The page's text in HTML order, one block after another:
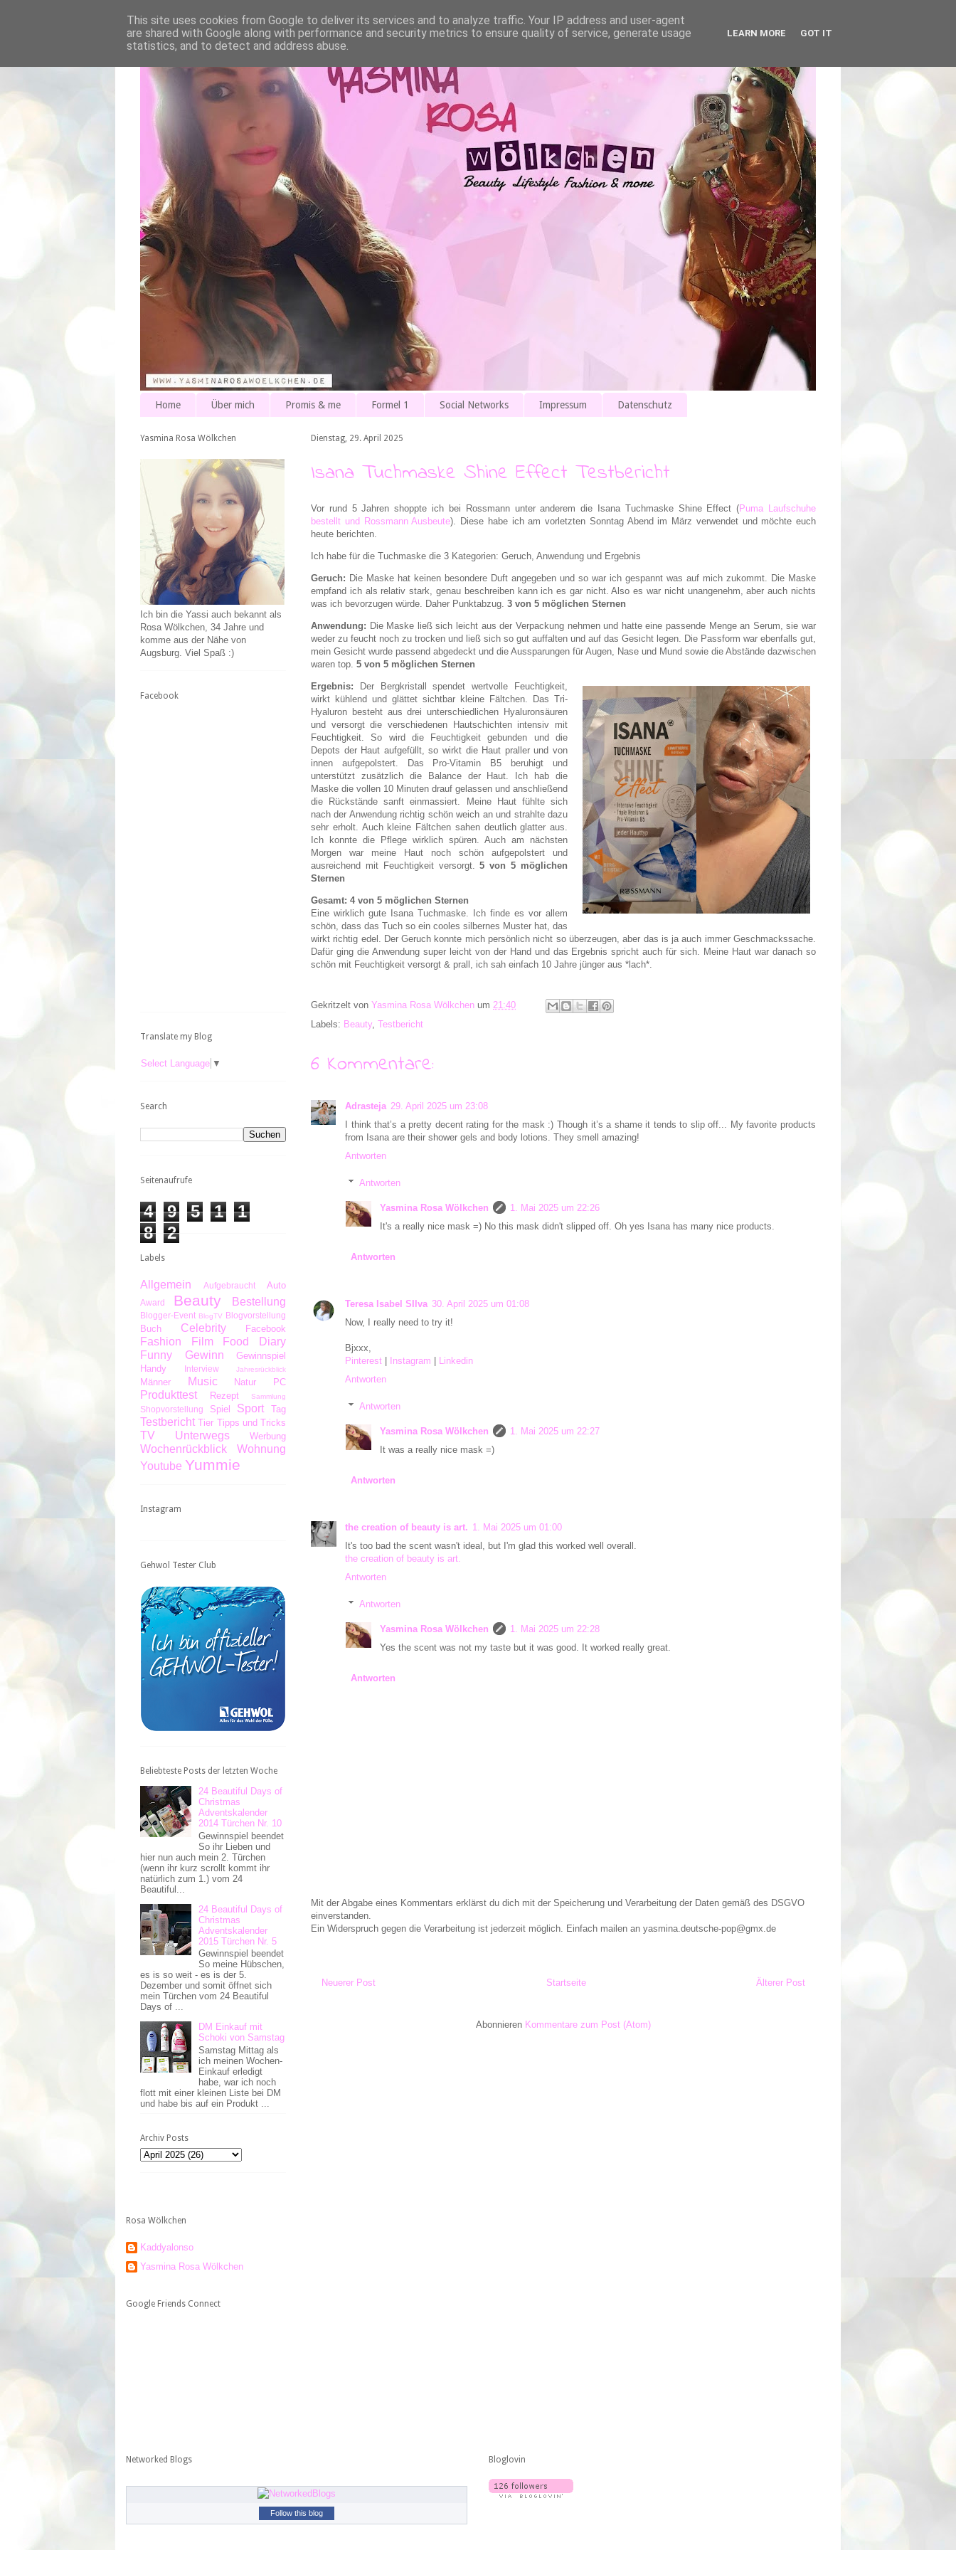
Home Über mich Promis & me Formel 1 Social Networks Impressum Datenschutz
Dienstag, 29. April 2025
Isana Tuchmaske Shine Effect Testbericht
Vor rund 5 Jahren shoppte ich bei Rossmann unter anderem die Isana Tuchmaske Shine Effect (Puma Laufschuhe
bestellt und Rossmann Ausbeute). Diese habe ich am vorletzten Sonntag Abend im März verwendet und möchte euch
heute berichten.
Ich habe für die Tuchmaske die 3 Kategorien: Geruch, Anwendung und Ergebnis
Geruch: Die Maske hat keinen besondere Duft angegeben und so war ich gespannt was auf mich zukommt. Die Maske
empfand ich als relativ stark, genau beschreiben kann ich es gar nicht. Also es war nicht unangenehm, aber auch nichts
was ich bevorzugen würde. Daher Punktabzug. 3 von 5 möglichen Sternen
Anwendung: Die Maske ließ sich leicht aus der Verpackung nehmen und hatte eine passende Menge an Serum, sie war
weder zu feucht noch zu trocken und ließ sich so gut auffalten und auf das Gesicht legen. Die Passform war ebenfalls gut,
mein Gesicht wurde passend abgedeckt und die Aussparungen für Augen, Nase und Mund sowie die Abstände dazwischen
waren top. 5 von 5 möglichen Sternen
Ergebnis: Der Bergkristall spendet wertvolle Feuchtigkeit,
wirkt kühlend und glättet sichtbar kleine Fältchen. Das Tri-
Hyaluron besteht aus drei unterschiedlichen Hyaluronsäuren
und versorgt die verschiedenen Hautschichten intensiv mit
Feuchtigkeit. So wird die Feuchtigkeit gebunden und die
Depots der Haut aufgefüllt, so wirkt die Haut praller und von
innen aufgepolstert. Das Pro-Vitamin B5 beruhigt und
unterstützt zusätzlich die Balance der Haut. Ich hab die
Maske die vollen 10 Minuten drauf gelassen und anschließend
die Rückstände sanft einmassiert. Meine Haut fühlte sich
nach der Anwendung richtig schön weich an und strahlte dazu
sehr erholt. Auch kleine Fältchen sahen deutlich glatter aus.
Ich konnte die Pflege wirklich spüren. Auch am nächsten
Morgen war meine Haut noch schön aufgepolstert und
ausreichend mit Feuchtigkeit versorgt.5 von 5 möglichen
Sternen
Gesamt: 4 von 5 möglichen Sternen
Eine wirklich gute Isana Tuchmaske. Ich finde es vor allem
schön, dass das Tuch so ein cooles silbernes Muster hat, das
wirkt richtig edel. Der Geruch konnte mich persönlich nicht so überzeugen, aber das is ja auch immer Geschmackssache.
Dafür ging die Anwendung super leicht von der Hand und das Ergebnis spricht auch für sich. Meine Haut war danach so
schön mit Feuchtigkeit versorgt & prall, ich sah einfach 10 Jahre jünger aus *lach*.
Gekritzelt von Yasmina Rosa Wölkchen um 21:40
Labels: Beauty, Testbericht
6 Kommentare:
Adrasteja 29. April 2025 um 23:08
I think that’s a pretty decent rating for the mask :) Though it’s a shame it tends to slip off... My favorite products
from Isana are their shower gels and body lotions. They smell amazing!
Antworten
Antworten
Yasmina Rosa Wölkchen
1. Mai 2025 um 22:26
It's a really nice mask =) No this mask didn't slipped off. Oh yes Isana has many nice products.
Antworten
Teresa Isabel SIlva 30. April 2025 um 01:08
Now, I really need to try it!
Bjxxx,
Pinterest
Instagram
Linkedin
Antworten
Antworten
Yasmina Rosa Wölkchen
1. Mai 2025 um 22:27
It was a really nice mask =)
Antworten
the creation of beauty is art. 1. Mai 2025 um 01:00
It's too bad the scent wasn't ideal, but I'm glad this worked well overall.
the creation of beauty is art.
Antworten
Antworten
Yasmina Rosa Wölkchen
1. Mai 2025 um 22:28
Yes the scent was not my taste but it was good. It worked really great.
Antworten
Mit der Abgabe eines Kommentars erklärst du dich mit der Speicherung und Verarbeitung der Daten gemäß des DSGVO
einverstanden.
Ein Widerspruch gegen die Verarbeitung ist jederzeit möglich. Einfach mailen an yasmina.deutsche-pop@gmx.de
Neuerer Post Älterer Post
Startseite
Abonnieren Kommentare zum Post (Atom)
Yasmina Rosa Wölkchen
Ich bin die Yassi auch bekannt als
Rosa Wölkchen, 34 Jahre und
komme aus der Nähe von
Augsburg. Viel Spaß :)
Facebook
Translate my Blog
Select Language ▼
Search
Seitenaufrufe
4 9 5 1
1
8
2
Labels
Allgemein Aufgebraucht Auto
Award Beauty Bestellung
Blogger-Event BlogTV Blogvorstellung
Buch Celebrity Facebook
Fashion Film
Food Diary
Funny
Gewinn
Gewinnspiel
Handy
Interview Jahresrückblick
Männer Music Natur PC
Produkttest Rezept Sammlung
Shopvorstellung Spiel Sport Tag
Testbericht Tier Tipps und Tricks
TV Unterwegs Werbung
Wochenrückblick
Wohnung
Youtube Yummie
Instagram
Gehwol Tester Club
Beliebteste Posts der letzten Woche
24 Beautiful Days of
Christmas
Adventskalender
2014 Türchen Nr. 10
Gewinnspiel beendet
So ihr Lieben und
hier nun auch mein 2. Türchen
(wenn ihr kurz scrollt kommt ihr
natürlich zum 1.) vom 24
Beautiful...
24 Beautiful Days of
Christmas
Adventskalender
2015 Türchen Nr. 5
Gewinnspiel beendet
So meine Hübschen,
es is so weit - es is der 5.
Dezember und somit öffnet sich
mein Türchen vom 24 Beautiful
Days of ...
DM Einkauf mit
Schoki von Samstag
Samstag Mittag als
ich meinen Wochen-
Einkauf erledigt
habe, war ich noch
flott mit einer kleinen Liste bei DM
und habe bis auf ein Produkt ...
Archiv Posts
Rosa Wölkchen
Kaddyalonso
Yasmina Rosa Wölkchen
Google Friends Connect
Networked Blogs
Follow this blog
Bloglovin
This site uses cookies from Google to deliver its services and to analyze traffic. Your IP address and user-agent
are shared with Google along with performance and security metrics to ensure quality of service, generate usage
statistics, and to detect and address abuse.
LEARN MORE GOT IT